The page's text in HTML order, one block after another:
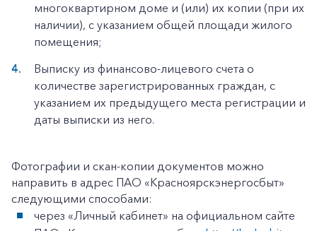
многоквартирном доме и (или) их копии (при их
наличии), с указанием общей площади жилого
помещения;
Выписку из финансово-лицевого счета о
количестве зарегистрированных граждан, с
указанием их предыдущего места регистрации и
даты выписки из него.
Фотографии и скан-копии документов можно
направить в адрес ПАО «Красноярскэнергосбыт»
следующими способами:
через «Личный кабинет» на официальном сайте